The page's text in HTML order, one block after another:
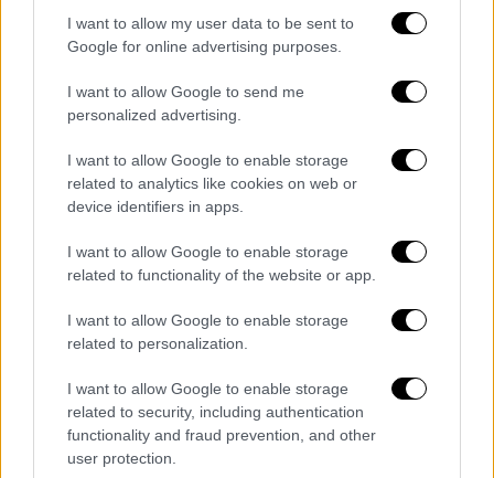
I want to allow my user data to be sent to
Google for online advertising purposes.
I want to allow Google to send me
personalized advertising.
I want to allow Google to enable storage
related to analytics like cookies on web or
device identifiers in apps.
I want to allow Google to enable storage
related to functionality of the website or app.
I want to allow Google to enable storage
related to personalization.
I want to allow Google to enable storage
related to security, including authentication
functionality and fraud prevention, and other
user protection.
Δείτε εδώ το βίντεο σχετικά με την
εξωφρενική αγγελία
Όλες οι ειδήσεις
«Αν έχεις τύχη διάβαινε»: Η μπάλα που
έσωσε τον αγνοούμενο στη Χαλκιδική, είχε
χαθεί πριν από 10 μέρες στη Λήμνο!
Σκάνδαλο Uber: Αναταράξεις και στην
Ελλάδα - Επίθεση ΣΥΡΙΖΑ σε ΝΔ
Power Pass: Πότε οι πληρωμές - Πότε
ανοίγει η πλατφόρμα για το Fuel Pass 2 - Τι
είπε ο Οικονόμου
Jonny Depp - Amber Heard: Η πολύκροτη
δικαστική διαμάχη μόλις έγινε... τραγούδι!